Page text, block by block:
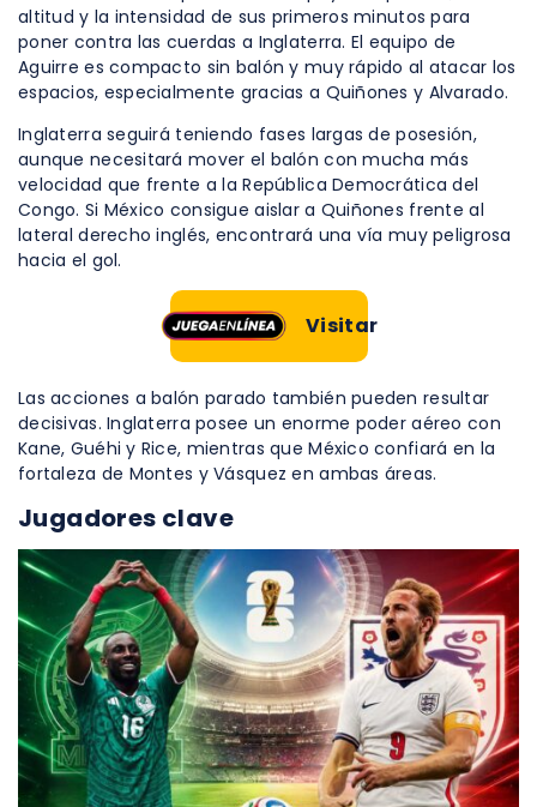
altitud y la intensidad de sus primeros minutos para
poner contra las cuerdas a Inglaterra. El equipo de
Aguirre es compacto sin balón y muy rápido al atacar los
espacios, especialmente gracias a Quiñones y Alvarado.
Inglaterra seguirá teniendo fases largas de posesión,
aunque necesitará mover el balón con mucha más
velocidad que frente a la República Democrática del
Congo. Si México consigue aislar a Quiñones frente al
lateral derecho inglés, encontrará una vía muy peligrosa
hacia el gol.
Visitar
Las acciones a balón parado también pueden resultar
decisivas. Inglaterra posee un enorme poder aéreo con
Kane, Guéhi y Rice, mientras que México confiará en la
fortaleza de Montes y Vásquez en ambas áreas.
Jugadores clave